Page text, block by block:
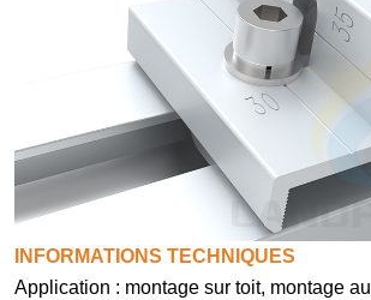
INFORMATIONS TECHNIQUES
Application : montage sur toit, montage